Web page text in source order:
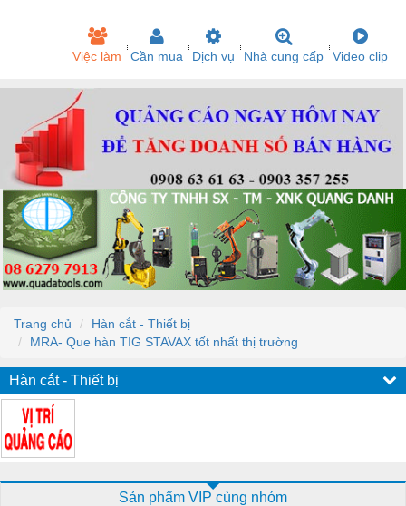
Việc làm Cần mua Dịch vụ Nhà cung cấp Video clip
Trang chủ
Hàn cắt - Thiết bị
MRA- Que hàn TIG STAVAX tốt nhất thị trường
Hàn cắt - Thiết bị
Sản phẩm VIP cùng nhóm